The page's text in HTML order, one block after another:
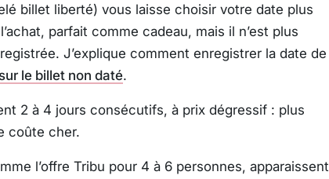
billet liberté) vous laisse choisir votre date plus
parfait comme cadeau, mais il n’est plus
J’explique comment enregistrer la date de
le billet non daté.
2 à 4 jours consécutifs, à prix dégressif : plus
coûte cher.
l’offre Tribu pour 4 à 6 personnes, apparaissent